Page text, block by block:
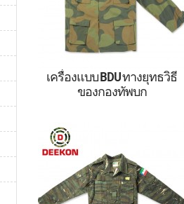
เครื่องแบบ BDU ทางยุทธวิธี
ของกองทัพบก